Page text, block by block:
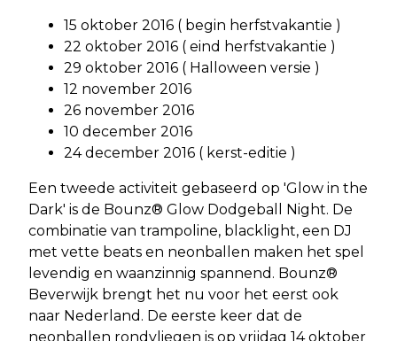
15 oktober 2016 ( begin herfstvakantie )
22 oktober 2016 ( eind herfstvakantie )
29 oktober 2016 ( Halloween versie )
12 november 2016
26 november 2016
10 december 2016
24 december 2016 ( kerst-editie )
Een tweede activiteit gebaseerd op 'Glow in the
Dark' is de Bounz® Glow Dodgeball Night. De
combinatie van trampoline, blacklight, een DJ
met vette beats en neonballen maken het spel
levendig en waanzinnig spannend. Bounz®
Beverwijk brengt het nu voor het eerst ook
naar Nederland. De eerste keer dat de
neonballen rondvliegen is op vrijdag 14 oktober